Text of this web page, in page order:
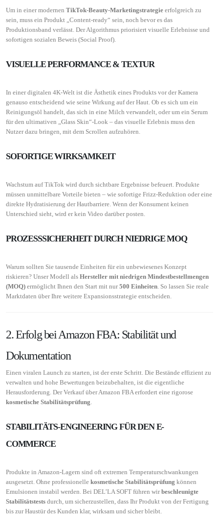
Um in einer modernen TikTok-Beauty-Marketingstrategie erfolgreich zu
sein, muss ein Produkt „Content-ready“ sein, noch bevor es das
Produktionsband verlässt. Der Algorithmus priorisiert visuelle Erlebnisse und
sofortigen sozialen Beweis (Social Proof).
VISUELLE PERFORMANCE & TEXTUR
In einer digitalen 4K-Welt ist die Ästhetik eines Produkts vor der Kamera
genauso entscheidend wie seine Wirkung auf der Haut. Ob es sich um ein
Reinigungsöl handelt, das sich in eine Milch verwandelt, oder um ein Serum
für den ultimativen „Glass Skin“-Look – das visuelle Erlebnis muss den
Nutzer dazu bringen, mit dem Scrollen aufzuhören.
SOFORTIGE WIRKSAMKEIT
Wachstum auf TikTok wird durch sichtbare Ergebnisse befeuert. Produkte
müssen unmittelbare Vorteile bieten – wie sofortige Frizz-Reduktion oder eine
direkte Hydratisierung der Hautbarriere. Wenn der Konsument keinen
Unterschied sieht, wird er kein Video darüber posten.
PROZESSSICHERHEIT DURCH NIEDRIGE MOQ
Warum sollten Sie tausende Einheiten für ein unbewiesenes Konzept
riskieren? Unser Modell als Hersteller mit niedrigen Mindestbestellmengen
(MOQ) ermöglicht Ihnen den Start mit nur500 Einheiten . So lassen Sie reale
Marktdaten über Ihre weitere Expansionsstrategie entscheiden.
2. Erfolg bei Amazon FBA: Stabilität und
Dokumentation
Einen viralen Launch zu starten, ist der erste Schritt. Die Bestände effizient zu
verwalten und hohe Bewertungen beizubehalten, ist die eigentliche
Herausforderung. Der Verkauf über Amazon FBA erfordert eine rigorose
kosmetische Stabilitätsprüfung
STABILITÄTS-ENGINEERING FÜR DEN E-
COMMERCE
Produkte in Amazon-Lagern sind oft extremen Temperaturschwankungen
ausgesetzt. Ohne professionelle kosmetische Stabilitätsprüfung können
Emulsionen instabil werden. Bei DEL’LA SOFT führen wirbeschleunigte
Stabilitätstests durch, um sicherzustellen, dass Ihr Produkt von der Fertigung
bis zur Haustür des Kunden klar, wirksam und sicher bleibt.